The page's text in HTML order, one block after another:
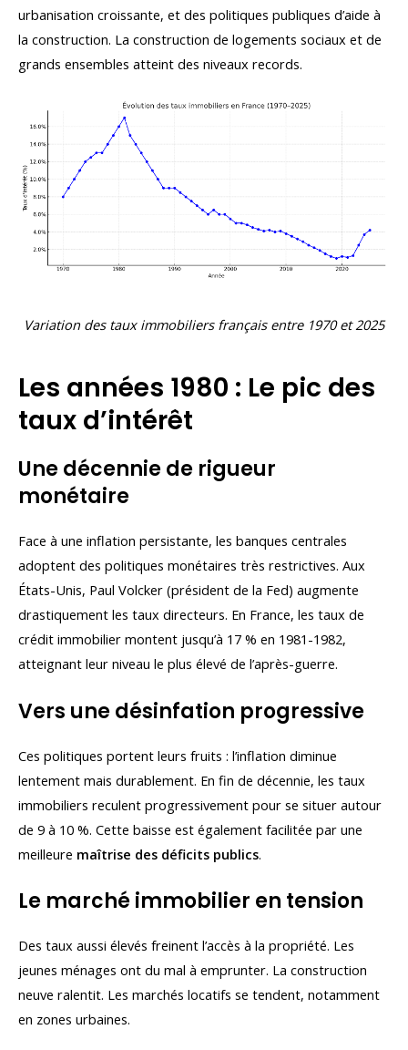
urbanisation croissante, et des politiques publiques d’aide à
la construction. La construction de logements sociaux et de
grands ensembles atteint des niveaux records.
Variation des taux immobiliers français entre 1970 et 2025
Les années 1980 : Le pic des
taux d’intérêt
Une décennie de rigueur
monétaire
Face à une inflation persistante, les banques centrales
adoptent des politiques monétaires très restrictives. Aux
États-Unis, Paul Volcker (président de la Fed) augmente
drastiquement les taux directeurs. En France, les taux de
crédit immobilier montent jusqu’à 17 % en 1981-1982,
atteignant leur niveau le plus élevé de l’après-guerre.
Vers une désinfation progressive
Ces politiques portent leurs fruits : l’inflation diminue
lentement mais durablement. En fin de décennie, les taux
immobiliers reculent progressivement pour se situer autour
de 9 à 10 %. Cette baisse est également facilitée par une
meilleure maîtrise des déficits publics.
Le marché immobilier en tension
Des taux aussi élevés freinent l’accès à la propriété. Les
jeunes ménages ont du mal à emprunter. La construction
neuve ralentit. Les marchés locatifs se tendent, notamment
en zones urbaines.